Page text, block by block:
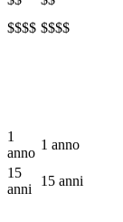
$$$$ $$$$
1
anno
1 anno
15
anni
15 anni